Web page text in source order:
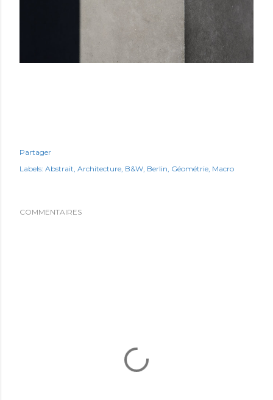
Partager
Labels: Abstrait Architecture B&W Berlin Géométrie Macro
COMMENTAIRES